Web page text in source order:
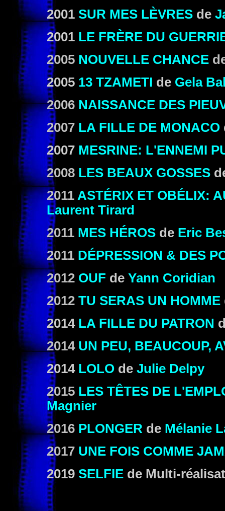
2001 SUR MES LÈVRES de
2001 LE FRÈRE DU
2005 NOUVELLE CHANCE
2005 13 TZAMETI de Gela
2006 NAISSANCE DES
2007 LA FILLE DE MONACO
2007 MESRINE: L'ENNEMI
2008 LES BEAUX GOSSES
2011 ASTÉRIX ET OBÉLIX:
Laurent Tirard
2011 MES HÉROS de Eric
2011 DÉPRESSION & DES
2012 OUF de Yann Coridian
2012 TU SERAS UN HOMME
2014 LA FILLE DU PATRON
2014 UN PEU, BEAUCOUP,
2014 LOLO de Julie Delpy
2015 LES TÊTES DE
Magnier
2016 PLONGER de Mélanie
2017 UNE FOIS COMME
2019 SELFIE de Multi-